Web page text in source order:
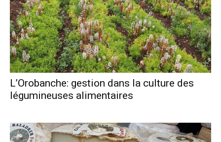
L’Orobanche: gestion dans la culture des
légumineuses alimentaires